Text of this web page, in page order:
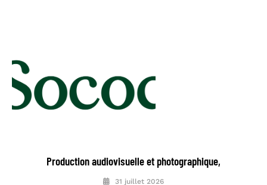
Production audiovisuelle et photographique,
31 juillet 2026